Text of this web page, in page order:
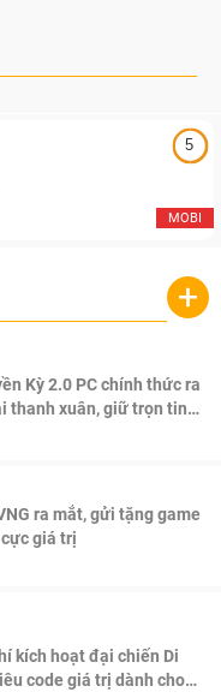
5
MOBI
+
Kỳ 2.0 PC chính thức ra
thanh xuân, giữ trọn tinh
ra mắt, gửi tặng game
giá trị
kích hoạt đại chiến Di
code giá trị dành cho